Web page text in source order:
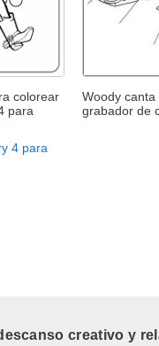
colorear
para
4 para
Woody
grabador de
creativo y